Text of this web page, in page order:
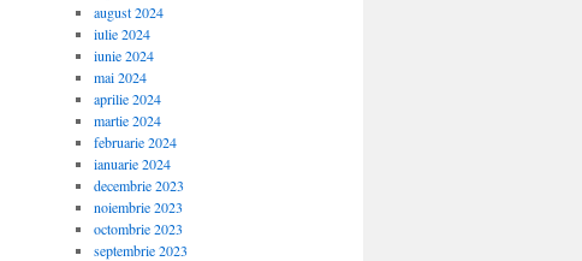
august 2024
iulie 2024
iunie 2024
mai 2024
aprilie 2024
martie 2024
februarie 2024
ianuarie 2024
decembrie 2023
noiembrie 2023
octombrie 2023
septembrie 2023